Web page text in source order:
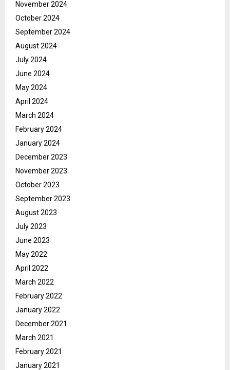
November 2024
October 2024
September 2024
August 2024
July 2024
June 2024
May 2024
April 2024
March 2024
February 2024
January 2024
December 2023
November 2023
October 2023
September 2023
August 2023
July 2023
June 2023
May 2022
April 2022
March 2022
February 2022
January 2022
December 2021
March 2021
February 2021
January 2021